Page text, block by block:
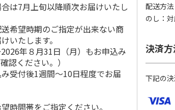
ら牧
ージ
ス6
＜お中元＞高千穂牧
場乳製品・デザート
詰合せ
5.0（1）
3,500円
(送料・税込)
【冷凍】なかほら牧
牛乳アイス12個セッ
ト…
6,600円
(送料・税込)
のセ
(送料
は7月上旬以降順次お届けいたし
希望時期のご指定が出来ない商
いたします。
年８月31日（月）もお申込み
認ください。）
受付後1週間～10日程度でお届
時間帯をご指定ください。
配送方法
のし
決済方
下記の決